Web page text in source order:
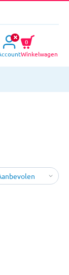
Winkelwagen
0